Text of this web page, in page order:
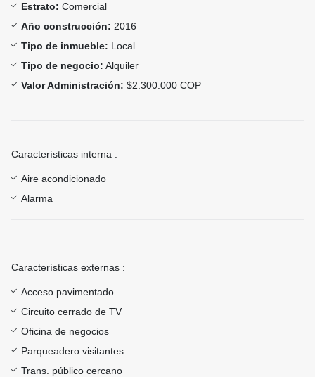
Estrato: Comercial
Año construcción: 2016
Tipo de inmueble: Local
Tipo de negocio: Alquiler
Valor Administración: $2.300.000 COP
Características interna :
Aire acondicionado
Alarma
Características externas :
Acceso pavimentado
Circuito cerrado de TV
Oficina de negocios
Parqueadero visitantes
Trans. público cercano